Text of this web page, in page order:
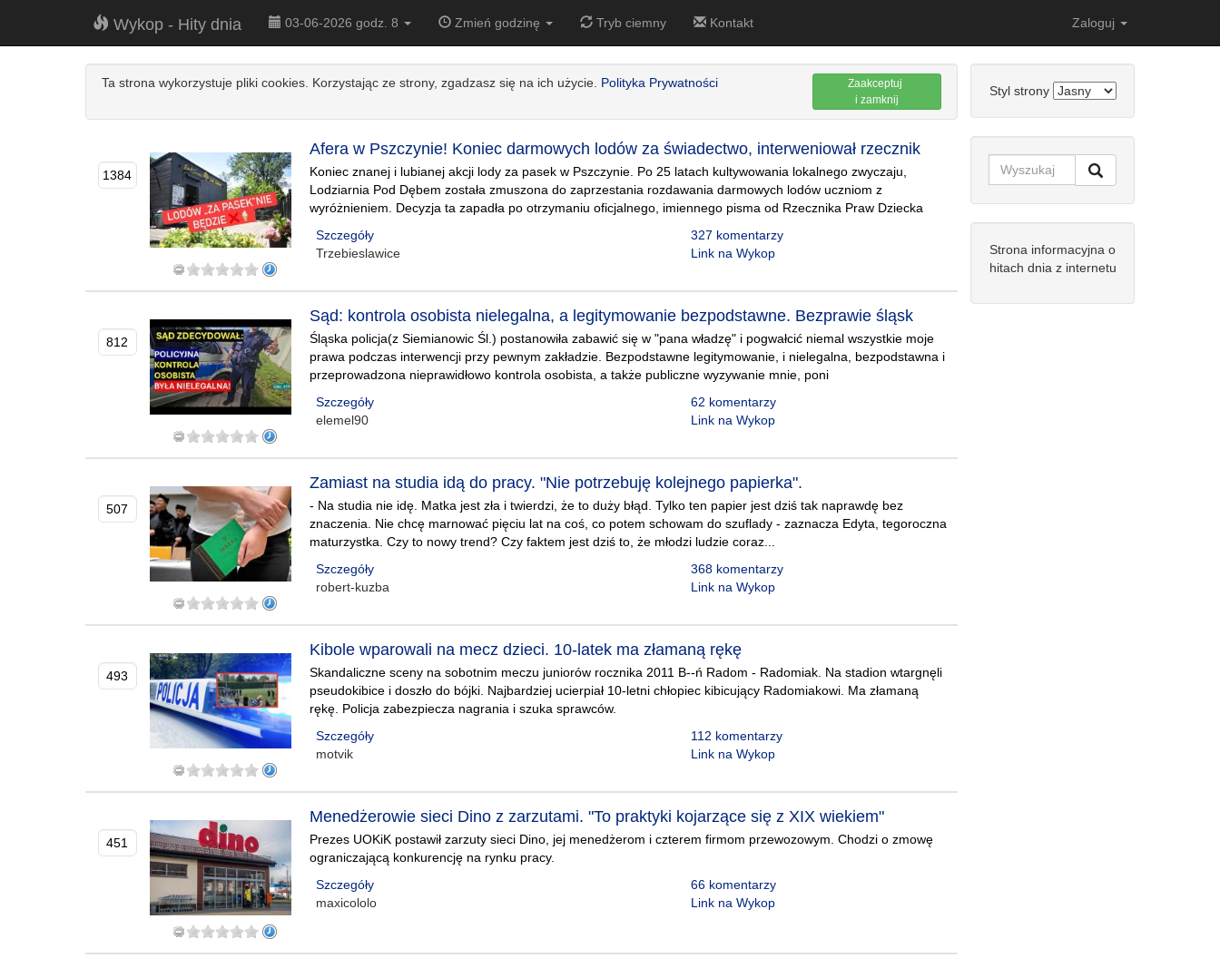
Wykop - Hity dnia 03-06-2026 godz. 8 Zmień godzinę Tryb ciemny Kontakt Zaloguj
Ta strona wykorzystuje pliki cookies. Korzystając ze strony, zgadzasz się na ich użycie. Polityka Prywatności
Zaakceptuj
i zamknij
1384
Afera w Pszczynie! Koniec darmowych lodów za świadectwo, interweniował rzecznik
Koniec znanej i lubianej akcji lody za pasek w Pszczynie. Po 25 latach kultywowania lokalnego zwyczaju,
Lodziarnia Pod Dębem została zmuszona do zaprzestania rozdawania darmowych lodów uczniom z
wyróżnieniem. Decyzja ta zapadła po otrzymaniu oficjalnego, imiennego pisma od Rzecznika Praw Dziecka
Szczegóły
Trzebieslawice
327 komentarzy
Link na Wykop
812
Sąd: kontrola osobista nielegalna, a legitymowanie bezpodstawne. Bezprawie śląsk
Śląska policja(z Siemianowic Śl.) postanowiła zabawić się w "pana władzę" i pogwałcić niemal wszystkie moje
prawa podczas interwencji przy pewnym zakładzie. Bezpodstawne legitymowanie, i nielegalna, bezpodstawna i
przeprowadzona nieprawidłowo kontrola osobista, a także publiczne wyzywanie mnie, poni
Szczegóły
elemel90
62 komentarzy
Link na Wykop
507
Zamiast na studia idą do pracy. "Nie potrzebuję kolejnego papierka".
- Na studia nie idę. Matka jest zła i twierdzi, że to duży błąd. Tylko ten papier jest dziś tak naprawdę bez
znaczenia. Nie chcę marnować pięciu lat na coś, co potem schowam do szuflady - zaznacza Edyta, tegoroczna
maturzystka. Czy to nowy trend? Czy faktem jest dziś to, że młodzi ludzie coraz...
Szczegóły
robert-kuzba
368 komentarzy
Link na Wykop
493
Kibole wparowali na mecz dzieci. 10-latek ma złamaną rękę
Skandaliczne sceny na sobotnim meczu juniorów rocznika 2011 B--ń Radom - Radomiak. Na stadion wtargnęli
pseudokibice i doszło do bójki. Najbardziej ucierpiał 10-letni chłopiec kibicujący Radomiakowi. Ma złamaną
rękę. Policja zabezpiecza nagrania i szuka sprawców.
Szczegóły
motvik
112 komentarzy
Link na Wykop
451
Menedżerowie sieci Dino z zarzutami. "To praktyki kojarzące się z XIX wiekiem"
Prezes UOKiK postawił zarzuty sieci Dino, jej menedżerom i czterem firmom przewozowym. Chodzi o zmowę
ograniczającą konkurencję na rynku pracy.
Szczegóły
maxicololo
66 komentarzy
Link na Wykop
Styl strony
Strona informacyjna o
hitach dnia z internetu